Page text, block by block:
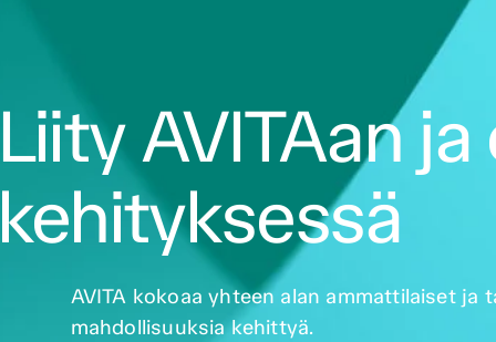
Liity AVITAan
kehityksessä
AVITA kokoaa yhteen alan ammattilaiset ja
mahdollisuuksia kehittyä.